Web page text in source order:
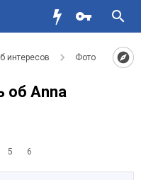
интересов Фото
об Anna
5 6